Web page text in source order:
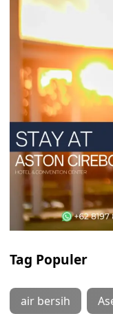
Tag Populer
air bersih